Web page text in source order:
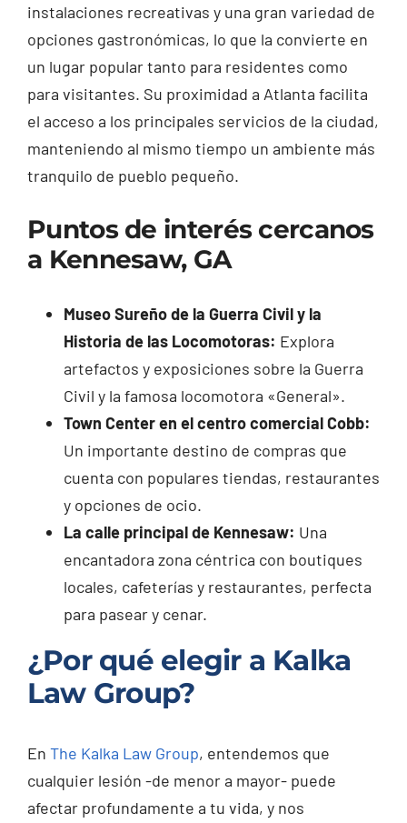
instalaciones recreativas y una gran variedad de
opciones gastronómicas, lo que la convierte en
un lugar popular tanto para residentes como
para visitantes. Su proximidad a Atlanta facilita
el acceso a los principales servicios de la ciudad,
manteniendo al mismo tiempo un ambiente más
tranquilo de pueblo pequeño.
Puntos de interés cercanos
a Kennesaw, GA
Museo Sureño de la Guerra Civil y la
Historia de las Locomotoras: Explora
artefactos y exposiciones sobre la Guerra
Civil y la famosa locomotora «General».
Town Center en el centro comercial Cobb:
Un importante destino de compras que
cuenta con populares tiendas, restaurantes
y opciones de ocio.
La calle principal de Kennesaw: Una
encantadora zona céntrica con boutiques
locales, cafeterías y restaurantes, perfecta
para pasear y cenar.
¿Por qué elegir a Kalka
Law Group?
En The Kalka Law Group, entendemos que
cualquier lesión -de menor a mayor- puede
afectar profundamente a tu vida, y nos